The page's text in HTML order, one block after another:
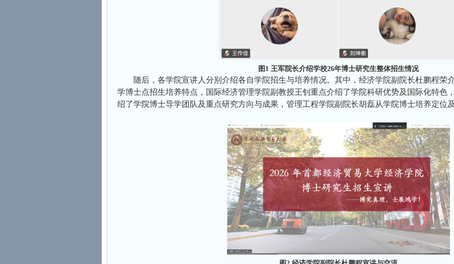
图1 王军院长介绍学校26年博士研究生整体招生情况
随后，各学院宣讲人分别介绍各自学院招生与培养情况。其中，经济学院副院长杜鹏程荣
学博士点招生培养特点，国际经济管理学院副教授王钊重点介绍了学院科研优势及国际化特色
绍了学院博士导学团队及重点研究方向与成果，管理工程学院副院长胡磊从学院博士培养定位